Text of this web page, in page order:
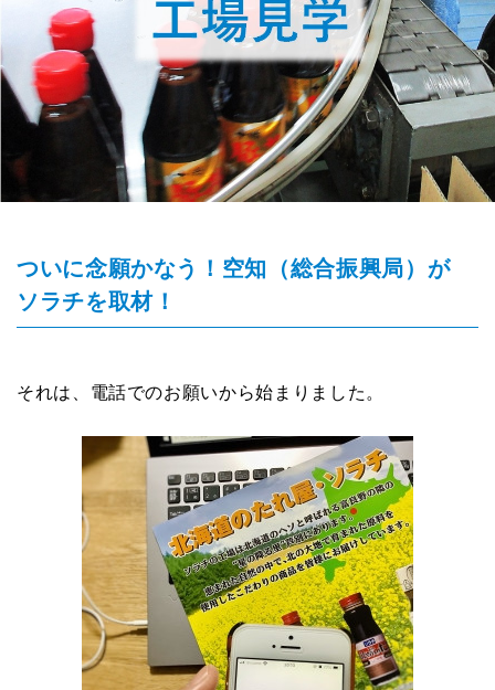
ついに念願かなう！空知 （総合振興局） が
ソラチを取材！
それは、電話でのお願いから始まりました。